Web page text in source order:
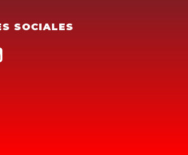
SOCIALES